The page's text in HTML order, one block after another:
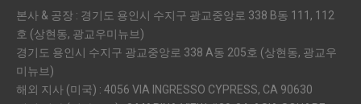
본사 & 공장 : 경기도 용인시 수지구 광교중앙로 338 B동 111, 112
호 (상현동, 광교우미뉴브)
경기도 용인시 수지구 광교중앙로 338 A동 205호 (상현동, 광교우
미뉴브)
해외 지사 (미국) : 4056 VIA INGRESSO CYPRESS, CA 90630